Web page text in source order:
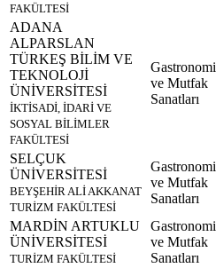
FAKÜLTESİ
ADANA
ALPARSLAN
TÜRKEŞ BİLİM VE
TEKNOLOJİ
ÜNİVERSİTESİ
İKTİSADİ, İDARİ VE
SOSYAL BİLİMLER
FAKÜLTESİ
Gastronomi
ve Mutfak
Sanatları
SELÇUK
ÜNİVERSİTESİ
BEYŞEHİR ALİ AKKANAT
TURİZM FAKÜLTESİ
Gastronomi
ve Mutfak
Sanatları
MARDİN ARTUKLU
ÜNİVERSİTESİ
TURİZM FAKÜLTESİ
Gastronomi
ve Mutfak
Sanatları